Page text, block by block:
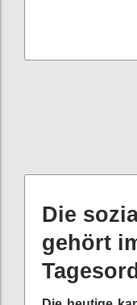
Die
gehört